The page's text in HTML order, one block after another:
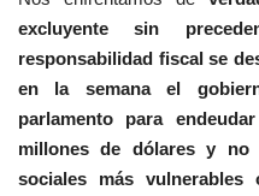
excluyente sin
responsabilidad fiscal se
en la semana el
parlamento para
millones de dólares y
sociales más